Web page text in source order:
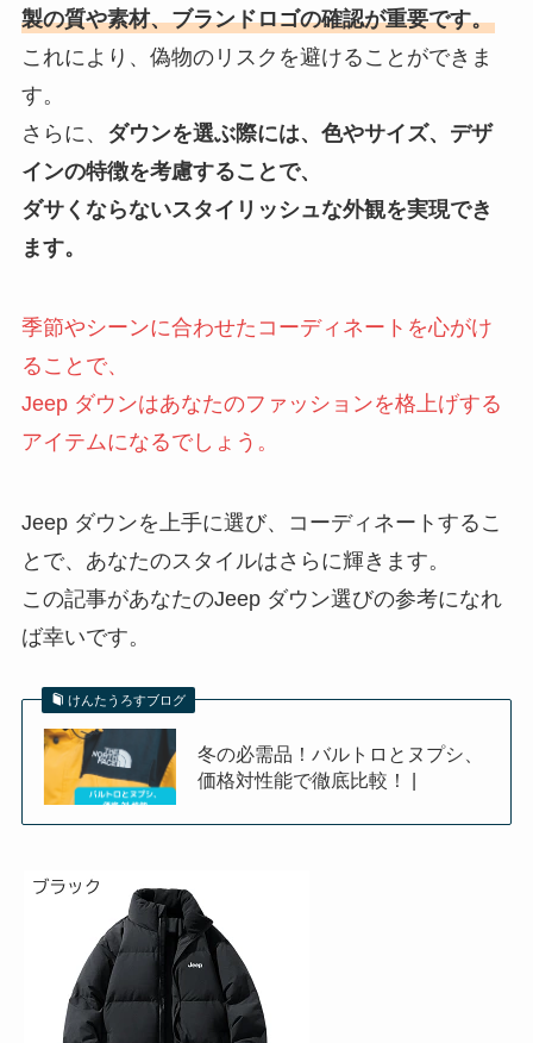
製の質や素材、ブランドロゴの確認が重要です。
これにより、偽物のリスクを避けることができま
す。
さらに、 ダウンを選ぶ際には、色やサイズ、デザ
インの特徴を考慮することで、
ダサくならないスタイリッシュな外観を実現でき
ます。
季節やシーンに合わせたコーディネートを心がけ
ることで、
Jeep ダウンはあなたのファッションを格上げする
アイテムになるでしょう。
Jeep ダウンを上手に選び、コーディネートするこ
とで、あなたのスタイルはさらに輝きます。
この記事があなたのJeep ダウン選びの参考になれ
ば幸いです。
けんたうろすブログ
冬の必需品！バルトロとヌプシ、
価格対性能で徹底比較！ |